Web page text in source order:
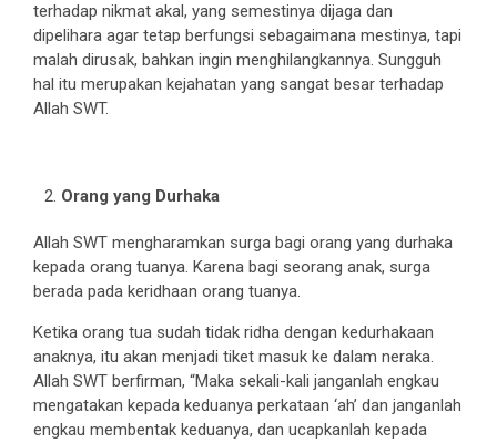
terhadap nikmat akal, yang semestinya dijaga dan
dipelihara agar tetap berfungsi sebagaimana mestinya, tapi
malah dirusak, bahkan ingin menghilangkannya. Sungguh
hal itu merupakan kejahatan yang sangat besar terhadap
Allah SWT.
Orang yang Durhaka
Allah SWT mengharamkan surga bagi orang yang durhaka
kepada orang tuanya. Karena bagi seorang anak, surga
berada pada keridhaan orang tuanya.
Ketika orang tua sudah tidak ridha dengan kedurhakaan
anaknya, itu akan menjadi tiket masuk ke dalam neraka.
Allah SWT berfirman, “Maka sekali-kali janganlah engkau
mengatakan kepada keduanya perkataan ‘ah’ dan janganlah
engkau membentak keduanya, dan ucapkanlah kepada